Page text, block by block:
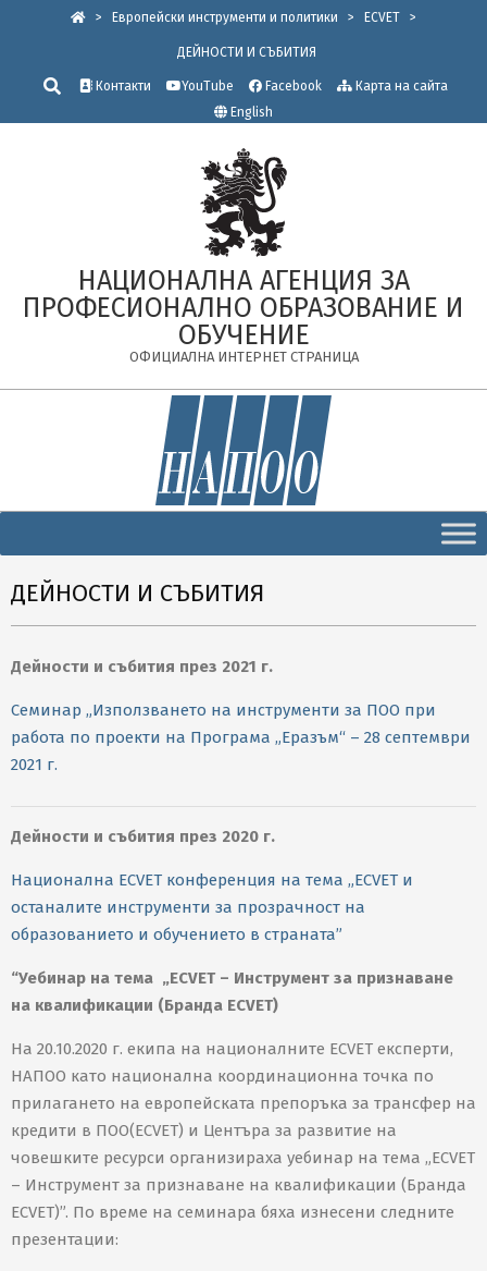
> Европейски инструменти и политики > ECVET >
ДЕЙНОСТИ И СЪБИТИЯ
Търсене
Контакти YouTube Facebook
Карта на сайта
English
НАЦИОНАЛНА АГЕНЦИЯ ЗА
ПРОФЕСИОНАЛНО ОБРАЗОВАНИЕ И
ОБУЧЕНИЕ
ОФИЦИАЛНА ИНТЕРНЕТ СТРАНИЦА
Navigation
ДЕЙНОСТИ И СЪБИТИЯ
Дейности и събития през 2021 г.
Семинар „Използването на инструменти за ПОО при
работа по проекти на Програма „Еразъм“ – 28 септември
2021 г.
Дейности и събития през 2020 г.
Национална ЕCVET конференция на тема „ECVET и
останалите инструменти за прозрачност на
образованието и обучението в страната”
“Уебинар на тема „ECVET – Инструмент за признаване
на квалификации (Бранда ECVET)
На 20.10.2020 г. екипа на националните ECVET експерти,
НАПОО като национална координационна точка по
прилагането на европейската препоръка за трансфер на
кредити в ПОО(ECVET) и Центъра за развитие на
човешките ресурси организираха уебинар на тема „ECVET
– Инструмент за признаване на квалификации (Бранда
ECVET)”. По време на семинара бяха изнесени следните
презентации: